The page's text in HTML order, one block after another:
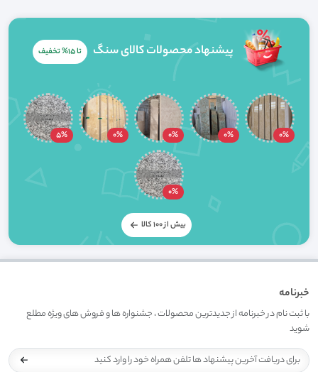
پیشنهاد محصولات کالای سنگ تا 15% تخفیف
0%
0%
0%
0%
5%
0%
بیش از 100 کالا
خبرنامه
با ثبت نام در خبرنامه از جدیدترین محصولات ، جشنواره ها و فروش های ویژه مطلع
شوید